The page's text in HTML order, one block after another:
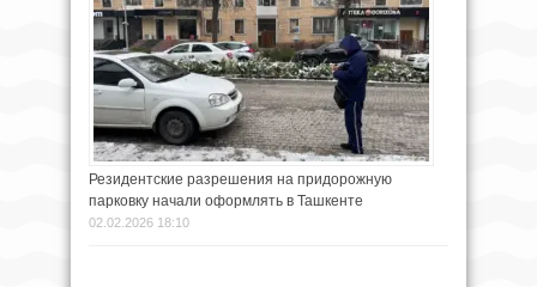
Резидентские разрешения на придорожную
парковку начали оформлять в Ташкенте
02.02.2026 18:10